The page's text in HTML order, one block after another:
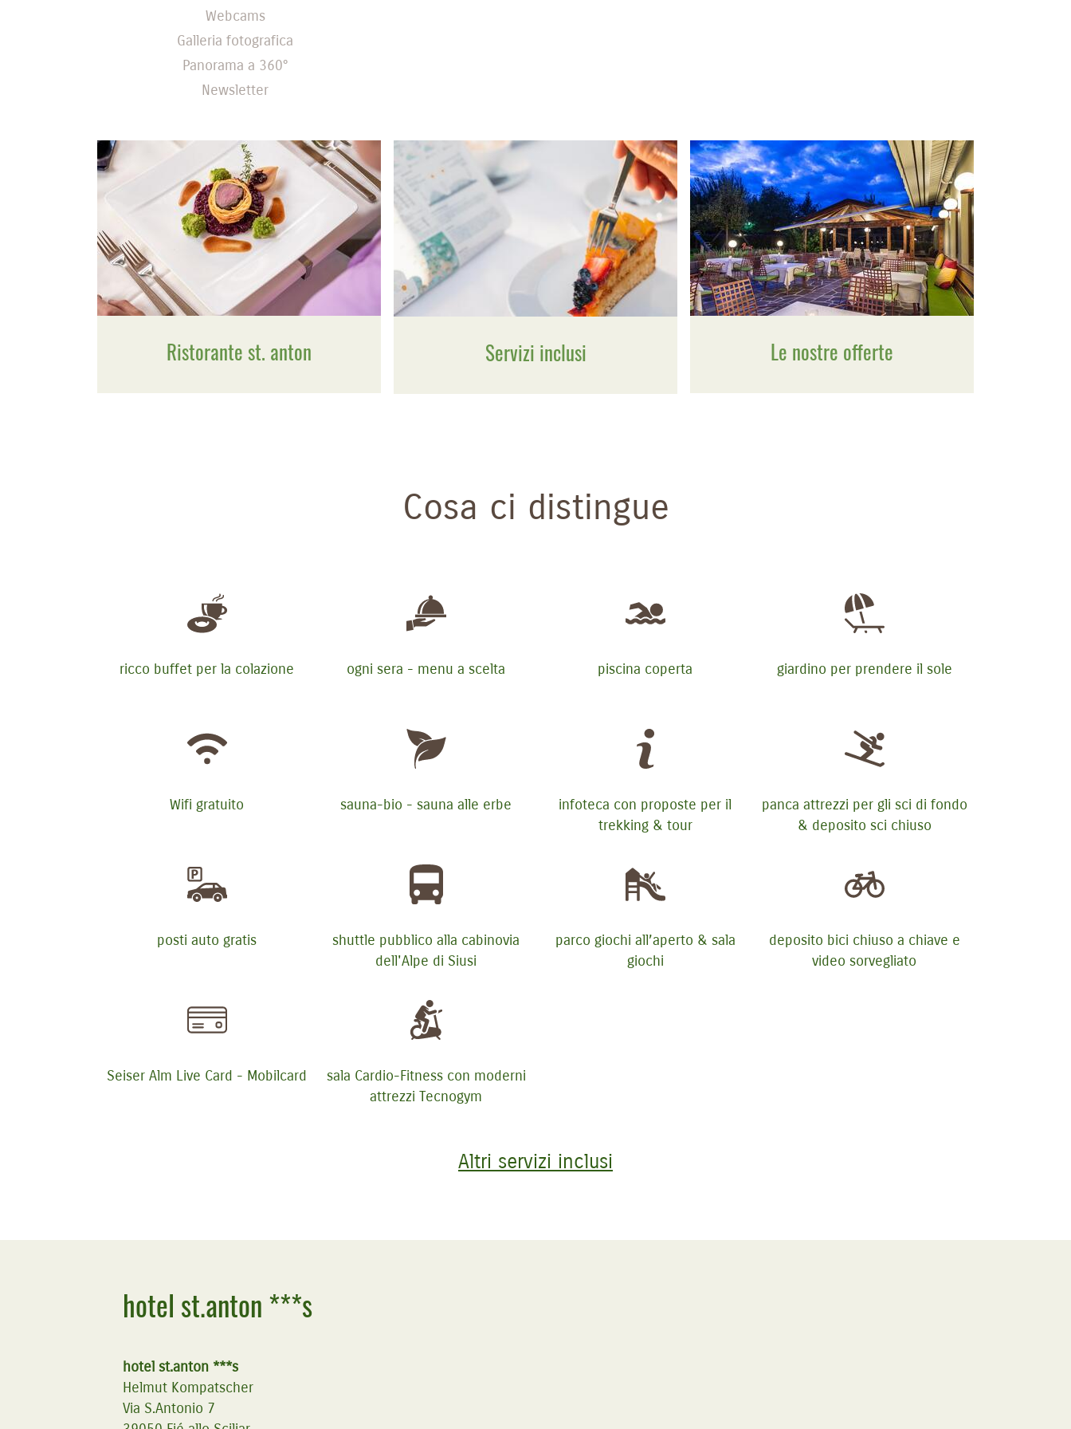
Webcams
Galleria fotografica
Panorama a 360°
Newsletter
Ristorante st. anton Servizi inclusi Le nostre offerte
Cosa ci distingue
ricco buffet per la colazione ogni sera - menu a scelta piscina coperta giardino per prendere il sole
Wifi gratuito sauna-bio - sauna alle erbe
infoteca con proposte per il
trekking & tour
panca attrezzi per gli sci di fondo
& deposito sci chiuso
posti auto gratis
shuttle pubblico alla cabinovia
dell'Alpe di Siusi
parco giochi all’aperto & sala
giochi
deposito bici chiuso a chiave e
video sorvegliato
Seiser Alm Live Card - Mobilcard
sala Cardio-Fitness con moderni
attrezzi Tecnogym
Altri servizi inclusi
hotel st.anton ***s
hotel st.anton ***s
Helmut Kompatscher
Via S.Antonio 7